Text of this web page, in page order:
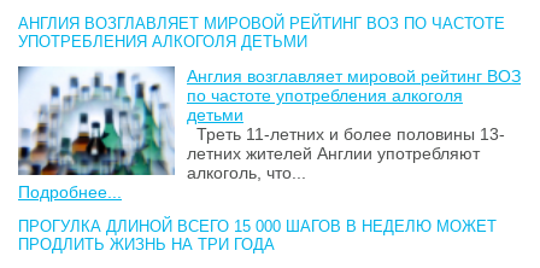
АНГЛИЯ ВОЗГЛАВЛЯЕТ МИРОВОЙ РЕЙТИНГ ВОЗ ПО ЧАСТОТЕ
УПОТРЕБЛЕНИЯ АЛКОГОЛЯ ДЕТЬМИ
Англия возглавляет мировой рейтинг ВОЗ
по частоте употребления алкоголя
детьми
Треть 11-летних и более половины 13-
летних жителей Англии употребляют
алкоголь, что...
Подробнее...
ПРОГУЛКА ДЛИНОЙ ВСЕГО 15 000 ШАГОВ В НЕДЕЛЮ МОЖЕТ
ПРОДЛИТЬ ЖИЗНЬ НА ТРИ ГОДА